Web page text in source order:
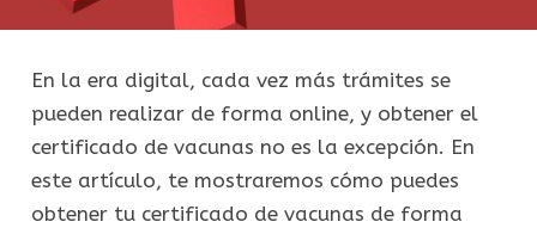
En la era digital, cada vez más trámites se
pueden realizar de forma online, y obtener el
certificado de vacunas no es la excepción. En
este artículo, te mostraremos cómo puedes
obtener tu certificado de vacunas de forma